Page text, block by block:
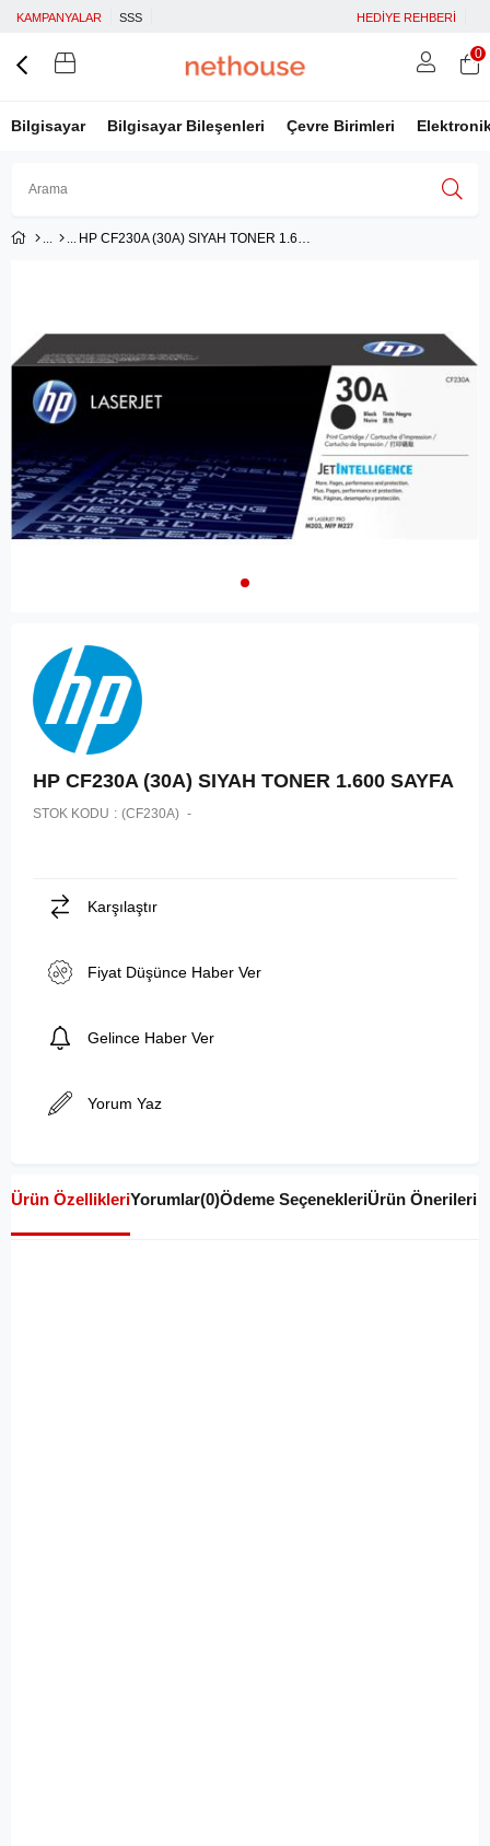
KAMPANYALAR SSS HEDİYE REHBERİ
Bilgisayar Bilgisayar Bileşenleri Çevre Birimleri
Üye Girişi Üye Ol
0
HP CF230A (30A) SIYAH TONER 1.600 SAYFA
HP CF230A (30A) SIYAH TONER 1.600 SAYFA
STOK KODU (CF230A)
Karşılaştır
Fiyat Düşünce Haber Ver
Gelince Haber Ver
Yorum Yaz
Ürün ÖzellikleriYorumlar(0)Ödeme SeçenekleriÜrün Önerileri